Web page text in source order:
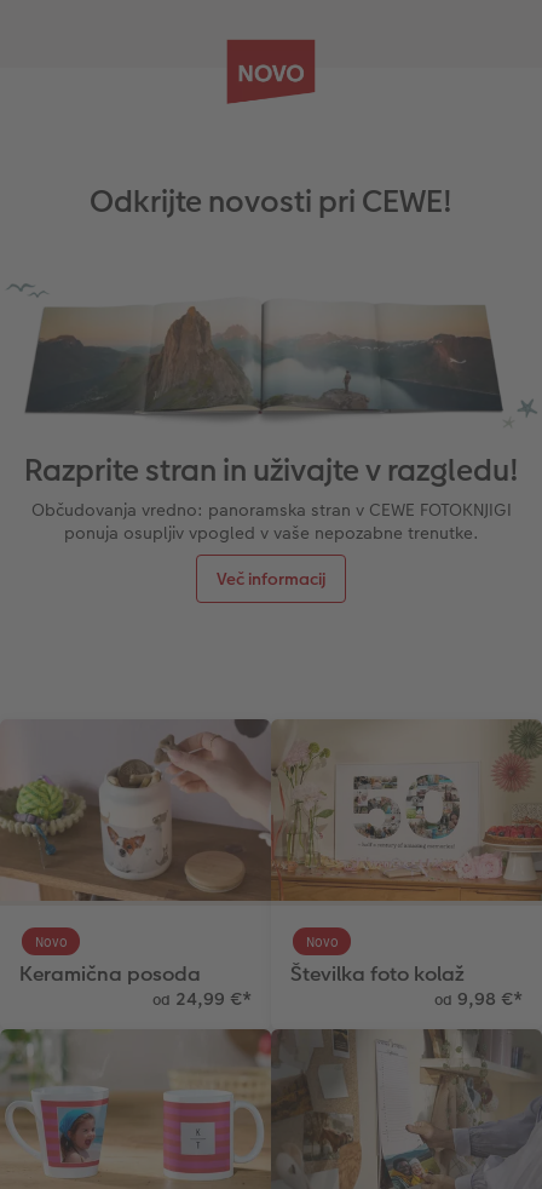
Odkrijte novosti pri CEWE!
Razprite stran in uživajte v razgledu!
Občudovanja vredno: panoramska stran v CEWE FOTOKNJIGI
ponuja osupljiv vpogled v vaše nepozabne trenutke.
Več informacij
Keramična posoda
Novo
od 24,99 €*
Številka foto kolaž
Novo
od 9,98 €*